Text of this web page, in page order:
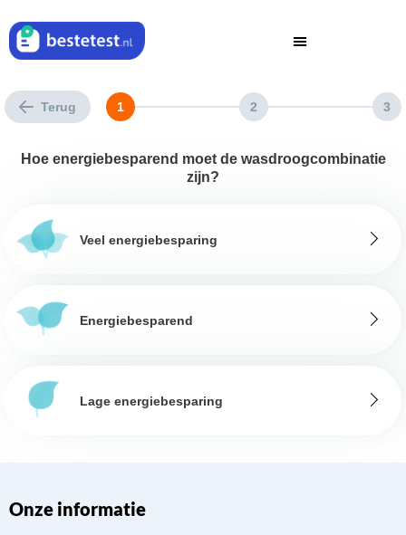
Terug 1 2 3
Hoe energiebesparend moet de wasdroogcombinatie
zijn?
Veel energiebesparing
Energiebesparend
Lage energiebesparing
Onze informatie